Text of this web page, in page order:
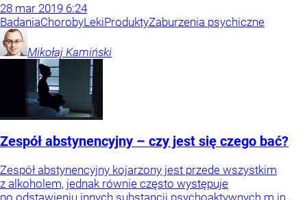
28 mar 2019 6:24
BadaniaChorobyLekiProduktyZaburzenia psychiczne
Mikołaj Kamiński
Zespół abstynencyjny – czy jest się czego bać?
Zespół abstynencyjny kojarzony jest przede wszystkim
z alkoholem, jednak równie często występuje
po odstawieniu innych substancji psychoaktywnych m.in.